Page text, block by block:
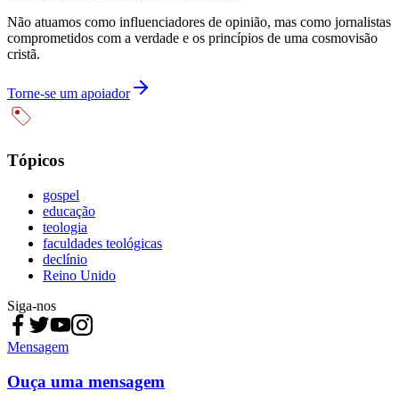
Não atuamos como influenciadores de opinião, mas como jornalistas
comprometidos com a verdade e os princípios de uma cosmovisão
cristã.
Torne-se um apoiador
Tópicos
gospel
educação
teologia
faculdades teológicas
declínio
Reino Unido
Siga-nos
Mensagem
Ouça uma mensagem